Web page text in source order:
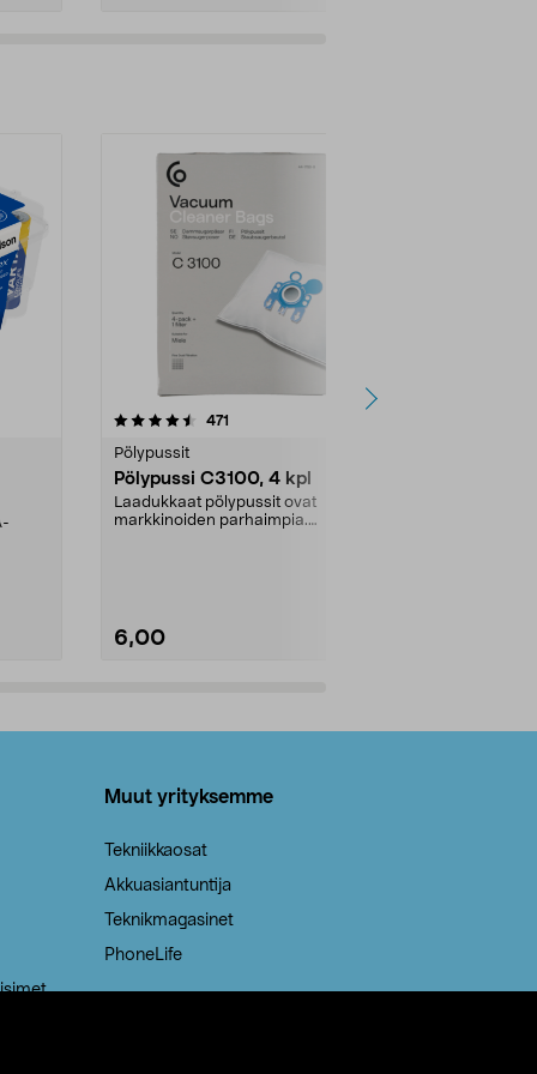
471
Pölypussit
Pölypussi C3100, 4 kpl
Laadukkaat pölypussit ovat
markkinoiden parhaimpia.
6,00
4.5viidestä
Muut yrityksemme
Tekniikkaosat
Akkuasiantuntija
Teknikmagasinet
PhoneLife